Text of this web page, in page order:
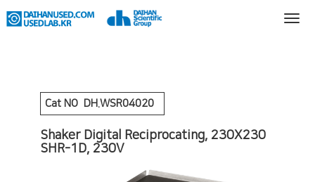
Cat NO DH.WSR04020
Shaker Digital Reciprocating, 230X230
SHR-1D, 230V